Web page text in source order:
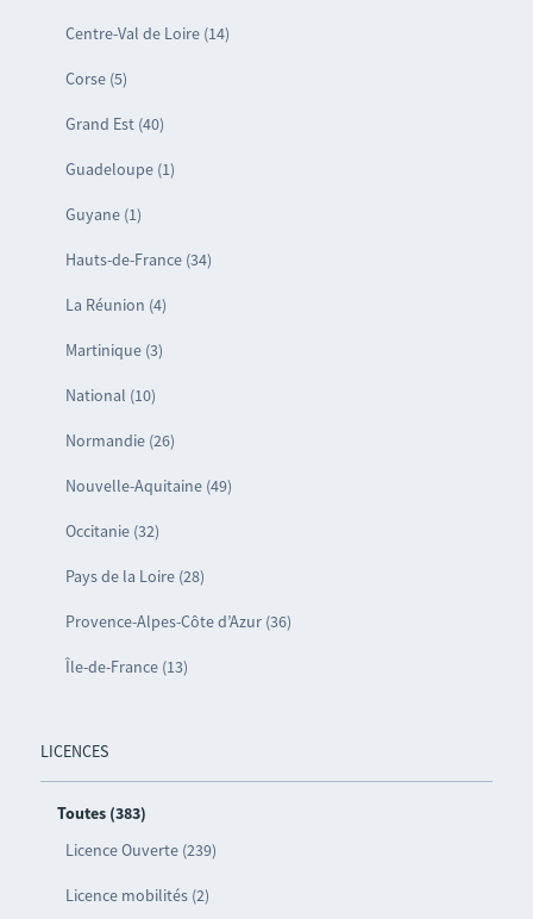
Centre-Val de Loire (14)
Corse (5)
Grand Est (40)
Guadeloupe (1)
Guyane (1)
Hauts-de-France (34)
La Réunion (4)
Martinique (3)
National (10)
Normandie (26)
Nouvelle-Aquitaine (49)
Occitanie (32)
Pays de la Loire (28)
Provence-Alpes-Côte d’Azur (36)
Île-de-France (13)
LICENCES
Toutes (383)
Licence Ouverte (239)
Licence mobilités (2)